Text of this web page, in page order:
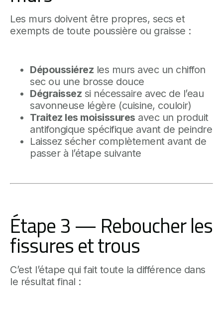
Les murs doivent être propres, secs et
exempts de toute poussière ou graisse :
Dépoussiérez les murs avec un chiffon
sec ou une brosse douce
Dégraissez si nécessaire avec de l’eau
savonneuse légère (cuisine, couloir)
Traitez les moisissures avec un produit
antifongique spécifique avant de peindre
Laissez sécher complètement avant de
passer à l’étape suivante
Étape 3 — Reboucher les
fissures et trous
C’est l’étape qui fait toute la différence dans
le résultat final :